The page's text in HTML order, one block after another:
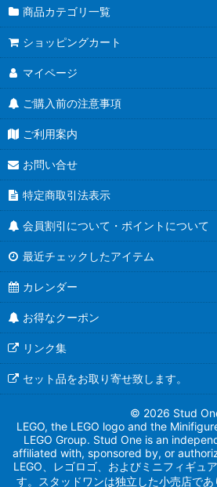
商品カテゴリ一覧
ショッピングカート
マイページ
ご購入前の注意事項
ご利用案内
お問い合せ
特定商取引法表示
会員割引について・ポイントについて
最近チェックしたアイテム
カレンダー
お得なクーポン
リンク集
セット品をお取り寄せ致します。
© 2026 Stud
LEGO, the LEGO logo and the
LEGO Group. Stud One is an
affiliated with, sponsored by, or
LEGO、レゴロゴ、およびミニフィギュ
す。スタッドワンは独立した小売店で